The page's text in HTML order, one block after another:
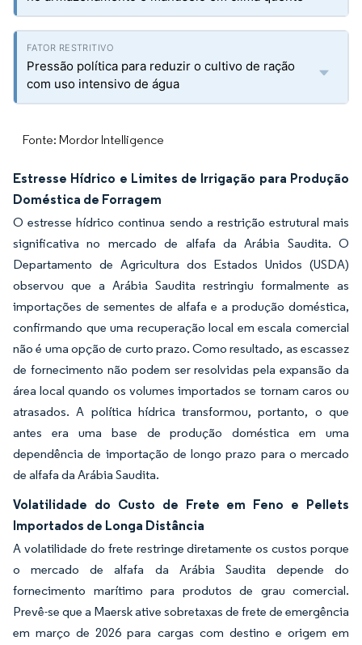
Pressão política para reduzir o cultivo de ração
com uso intensivo de água
Fonte: Mordor Intelligence
Estresse Hídrico e Limites de Irrigação para Produção
Doméstica de Forragem
O estresse hídrico continua sendo a restrição estrutural mais
significativa no mercado de alfafa da Arábia Saudita. O
Departamento de Agricultura dos Estados Unidos (USDA)
observou que a Arábia Saudita restringiu formalmente as
importações de sementes de alfafa e a produção doméstica,
confirmando que uma recuperação local em escala comercial
não é uma opção de curto prazo. Como resultado, as escassez
de fornecimento não podem ser resolvidas pela expansão da
área local quando os volumes importados se tornam caros ou
atrasados. A política hídrica transformou, portanto, o que
antes era uma base de produção doméstica em uma
dependência de importação de longo prazo para o mercado
de alfafa da Arábia Saudita.
Volatilidade do Custo de Frete em Feno e Pellets
Importados de Longa Distância
A volatilidade do frete restringe diretamente os custos porque
o mercado de alfafa da Arábia Saudita depende do
fornecimento marítimo para produtos de grau comercial.
Prevê-se que a Maersk ative sobretaxas de frete de emergência
em março de 2026 para cargas com destino e origem em